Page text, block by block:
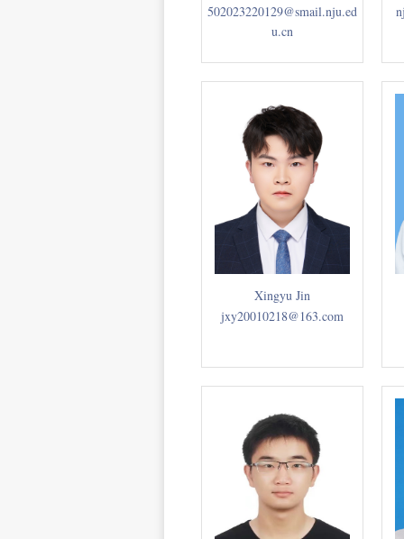
502023220129@smail.nju.ed
u.cn
Xingyu Jin
jxy20010218@163.com